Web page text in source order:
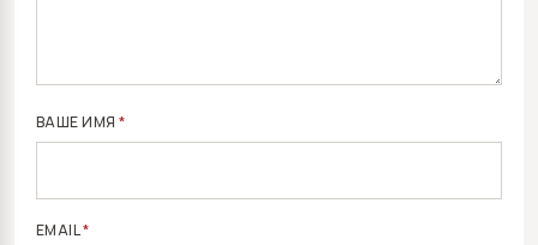
ВАШЕ ИМЯ*
EMAIL*